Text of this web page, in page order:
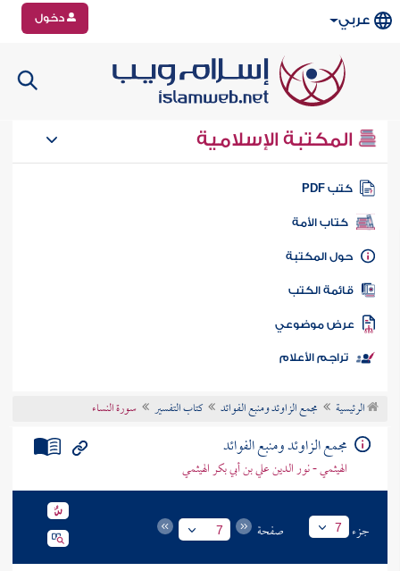
عربي دخول
المكتبة الإسلامية
كتب PDF
كتاب الأمة
المكتبة
الكتب
موضوعي
تراجم الأعلام
الرئيسية مجمع الزاوئد ومنبع الفوائد كتاب التفسير سورة النساء
مجمع الزاوئد ومنبع الفوائد
الهيثمي - نور الدين علي بن أبي بكر الهيثمي
جزء 7 صفحة 7